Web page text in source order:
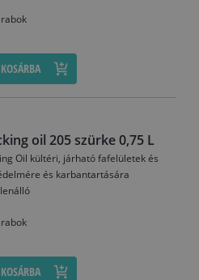
KOSÁRBA
oil 205 szürke 0,75 L
Oil kültéri, járható fafelületek és
és karbantartására
KOSÁRBA